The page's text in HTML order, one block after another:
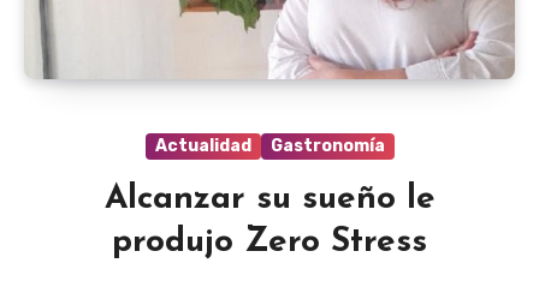
Actualidad Gastronomía
Alcanzar su sueño le
produjo Zero Stress